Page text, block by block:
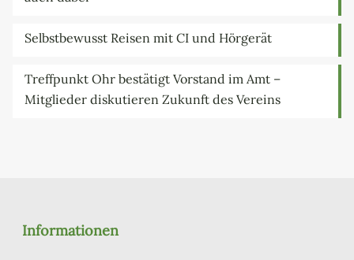
Selbstbewusst Reisen mit CI und Hörgerät
Treffpunkt Ohr bestätigt Vorstand im Amt –
Mitglieder diskutieren Zukunft des Vereins
Informationen